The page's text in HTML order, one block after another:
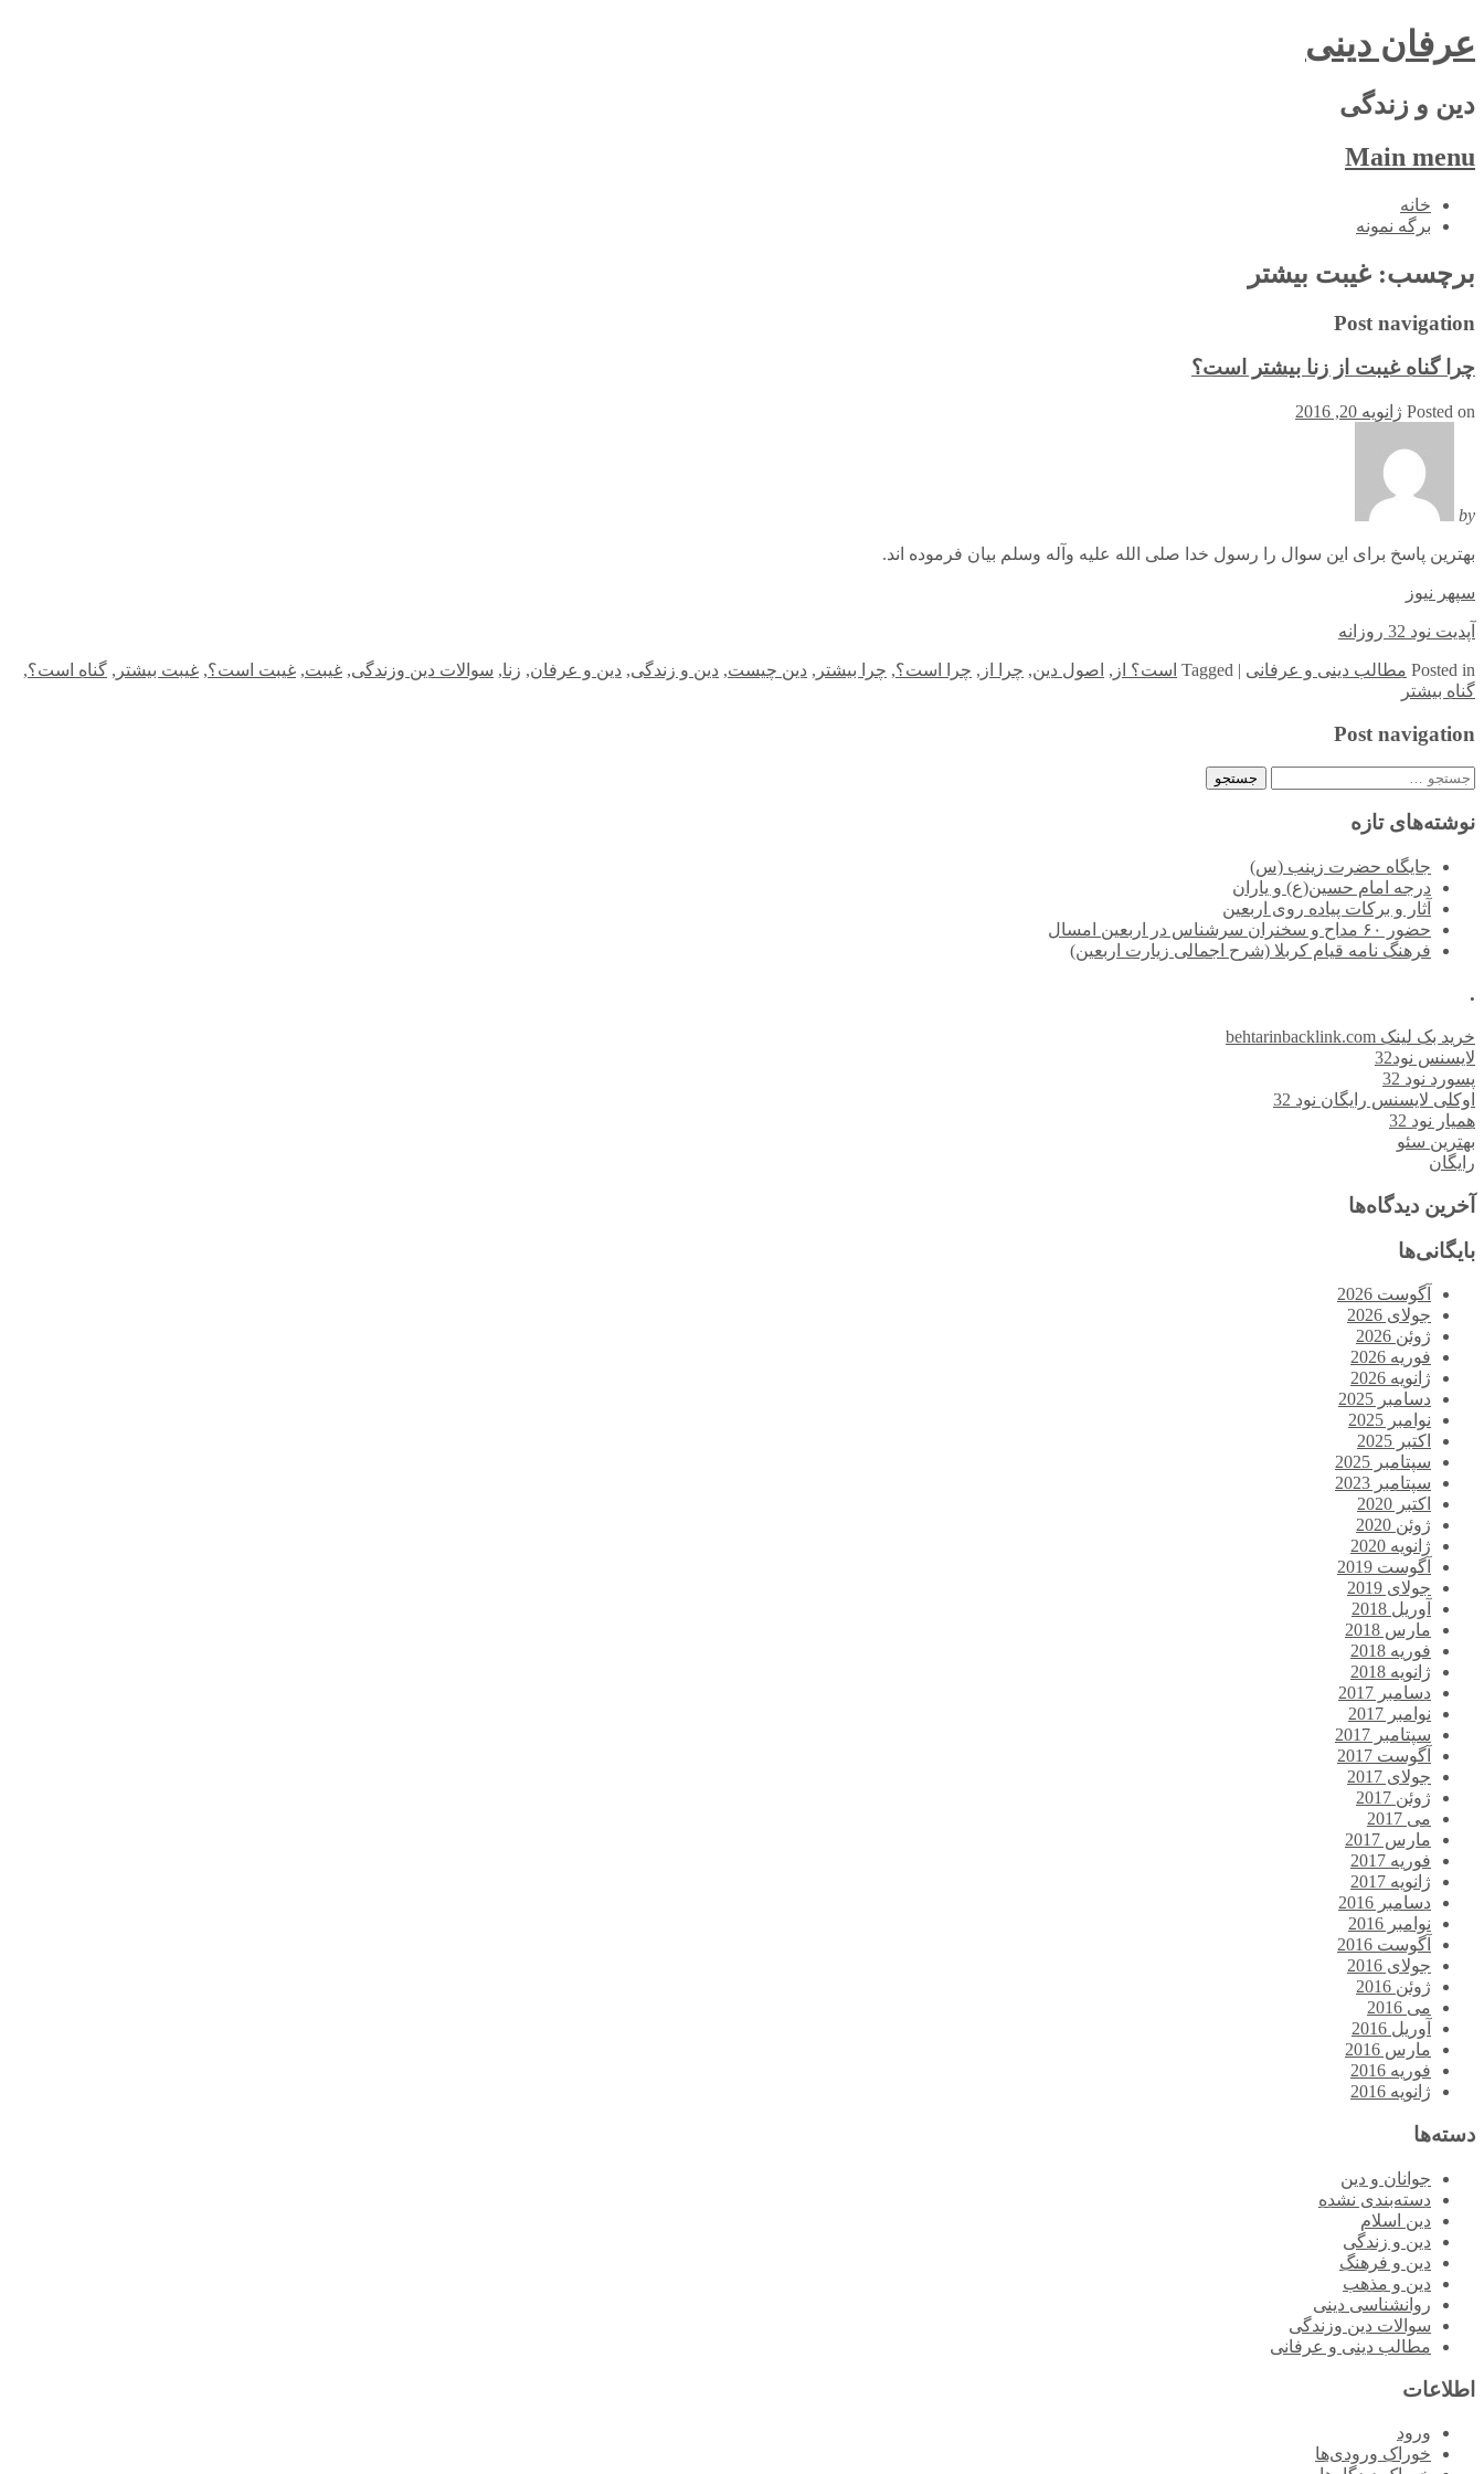
عرفان دینی
دین و زندگی
Main menu
Skip
خانه
برگه نمونه
برچسب: غیبت بیشتر
Post navigation
چرا گناه غیبت از زنا بیشتر است؟
Posted on ژانویه 20, 2016
by
بهترین پاسخ برای این سوال را رسول خدا صلی الله علیه وآله وسلم بیان فرموده اند.
سپهر نیوز
آپدیت نود 32 روزانه
Posted in مطالب دینی و عرفانی |
Tagged است؟ از , اصول دین, چرا از , چرا است؟, چرا بیشتر , دین چیست, دین و زندگی, دین و عرفان, زنا, سوالات دین وزندگی, غیبت, غیبت است؟, غیبت بیشتر , گناه است؟,
گناه بیشتر
Post navigation
جستجو
نوشته‌های تازه
جایگاه حضرت زینب (س)
درجه امام حسین(ع) و یاران
آثار و برکات پیاده روی اربعین
حضور ۶۰ مداح و سخنران سرشناس در اربعین امسال
فرهنگ نامه قیام کربلا (شرح اجمالی زیارت اربعین)
.
خرید بک لینک behtarinbacklink.com
لایسنس نود32
پسورد نود 32
اوکلی لایسنس رایگان نود 32
همیار نود 32
بهترین سئو
رایگان
آخرین دیدگاه‌ها
بایگانی‌ها
آگوست 2026
جولای 2026
ژوئن 2026
فوریه 2026
ژانویه 2026
دسامبر 2025
نوامبر 2025
اکتبر 2025
سپتامبر 2025
سپتامبر 2023
اکتبر 2020
ژوئن 2020
ژانویه 2020
آگوست 2019
جولای 2019
آوریل 2018
مارس 2018
فوریه 2018
ژانویه 2018
دسامبر 2017
نوامبر 2017
سپتامبر 2017
آگوست 2017
جولای 2017
ژوئن 2017
می 2017
مارس 2017
فوریه 2017
ژانویه 2017
دسامبر 2016
نوامبر 2016
آگوست 2016
جولای 2016
ژوئن 2016
می 2016
آوریل 2016
مارس 2016
فوریه 2016
ژانویه 2016
دسته‌ها
جوانان و دین
دسته‌بندی نشده
دین اسلام
دین و زندگی
دین و فرهنگ
دین و مذهب
روانشناسی دینی
سوالات دین وزندگی
مطالب دینی و عرفانی
اطلاعات
ورود
خوراک ورودی‌ها